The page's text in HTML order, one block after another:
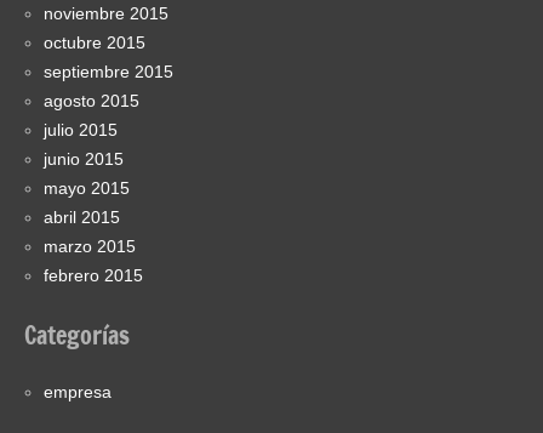
noviembre 2015
octubre 2015
septiembre 2015
agosto 2015
julio 2015
junio 2015
mayo 2015
abril 2015
marzo 2015
febrero 2015
Categorías
empresa